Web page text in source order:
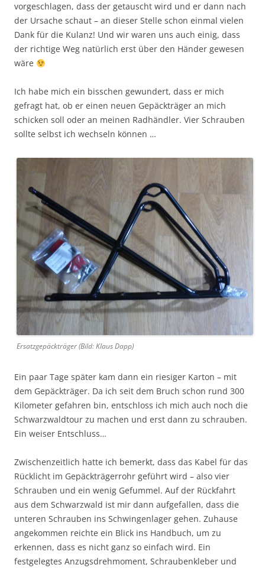
vorgeschlagen, dass der getauscht wird und er dann nach
der Ursache schaut – an dieser Stelle schon einmal vielen
Dank für die Kulanz! Und wir waren uns auch einig, dass
der richtige Weg natürlich erst über den Händer gewesen
wäre
Ich habe mich ein bisschen gewundert, dass er mich
gefragt hat, ob er einen neuen Gepäckträger an mich
schicken soll oder an meinen Radhändler. Vier Schrauben
sollte selbst ich wechseln können …
Ersatzgepäckträger (Bild: Klaus Dapp)
Ein paar Tage später kam dann ein riesiger Karton – mit
dem Gepäckträger. Da ich seit dem Bruch schon rund 300
Kilometer gefahren bin, entschloss ich mich auch noch die
Schwarzwaldtour zu machen und erst dann zu schrauben.
Ein weiser Entschluss…
Zwischenzeitlich hatte ich bemerkt, dass das Kabel für das
Rücklicht im Gepäckträgerrohr geführt wird – also vier
Schrauben und ein wenig Gefummel. Auf der Rückfahrt
aus dem Schwarzwald ist mir dann aufgefallen, dass die
unteren Schrauben ins Schwingenlager gehen. Zuhause
angekommen reichte ein Blick ins Handbuch, um zu
erkennen, dass es nicht ganz so einfach wird. Ein
festgelegtes Anzugsdrehmoment, Schraubenkleber und